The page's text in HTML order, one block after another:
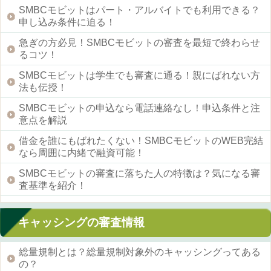
SMBCモビットはパート・アルバイトでも利用できる？
申し込み条件に迫る！
急ぎの方必見！SMBCモビットの審査を最短で終わらせ
るコツ！
SMBCモビットは学生でも審査に通る！親にばれない方
法も伝授！
SMBCモビットの申込なら電話連絡なし！申込条件と注
意点を解説
借金を誰にもばれたくない！SMBCモビットのWEB完結
なら周囲に内緒で融資可能！
SMBCモビットの審査に落ちた人の特徴は？気になる審
査基準を紹介！
キャッシングの審査情報
総量規制とは？総量規制対象外のキャッシングってある
の？